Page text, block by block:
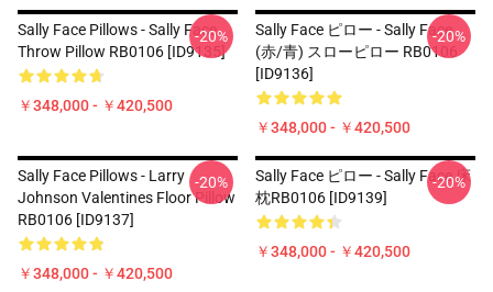
Sally Face Pillows - Sally Face
Throw Pillow RB0106 [ID9135]
￥348,000 - ￥420,500
-20%
Sally Face ピロー - Sally Face
(赤/青) スローピロー RB0106
[ID9136]
￥348,000 - ￥420,500
-20%
Sally Face Pillows - Larry
Johnson Valentines Floor Pillow
RB0106 [ID9137]
￥348,000 - ￥420,500
-20%
Sally Face ピロー - Sally Face 床
枕RB0106 [ID9139]
￥348,000 - ￥420,500
-20%